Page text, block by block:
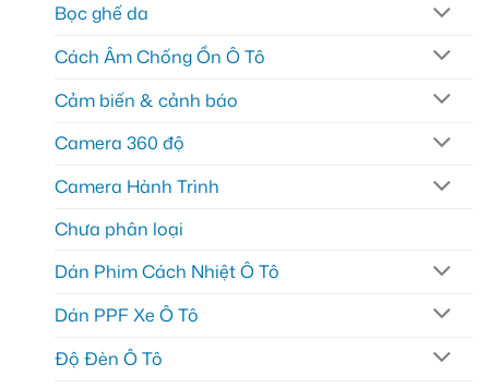
Bọc ghế da
Cách Âm Chống Ồn Ô Tô
Cảm biến & cảnh báo
Camera 360 độ
Camera Hành Trình
Chưa phân loại
Dán Phim Cách Nhiệt Ô Tô
Dán PPF Xe Ô Tô
Độ Đèn Ô Tô